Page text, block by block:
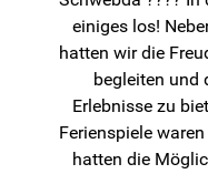
einiges los!
hatten wir die
begleiten und
Erlebnisse zu
Ferienspiele
hatten die